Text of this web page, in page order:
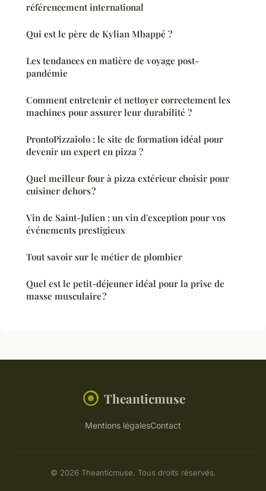
référencement international
Qui est le père de Kylian Mbappé ?
Les tendances en matière de voyage post-
pandémie
Comment entretenir et nettoyer correctement les
machines pour assurer leur durabilité ?
ProntoPizzaiolo : le site de formation idéal pour
devenir un expert en pizza ?
Quel meilleur four à pizza extérieur choisir pour
cuisiner dehors ?
Vin de Saint-Julien : un vin d'exception pour vos
événements prestigieux
Tout savoir sur le métier de plombier
Quel est le petit-déjeuner idéal pour la prise de
masse musculaire ?
Theanticmuse
Mentions légalesContact
© 2026 Theanticmuse. Tous droits réservés.